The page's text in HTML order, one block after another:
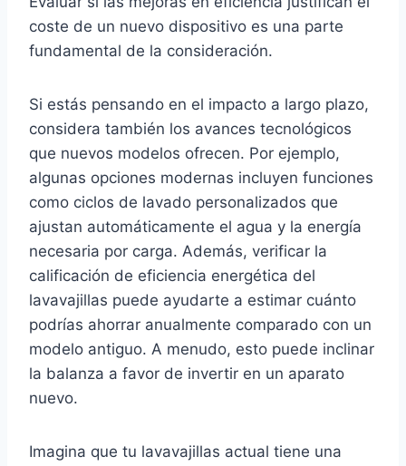
coste de un nuevo dispositivo es una parte
fundamental de la consideración.
Si estás pensando en el impacto a largo plazo,
considera también los avances tecnológicos
que nuevos modelos ofrecen. Por ejemplo,
algunas opciones modernas incluyen funciones
como ciclos de lavado personalizados que
ajustan automáticamente el agua y la energía
necesaria por carga. Además, verificar la
calificación de eficiencia energética del
lavavajillas puede ayudarte a estimar cuánto
podrías ahorrar anualmente comparado con un
modelo antiguo. A menudo, esto puede inclinar
la balanza a favor de invertir en un aparato
nuevo.
Imagina que tu lavavajillas actual tiene una